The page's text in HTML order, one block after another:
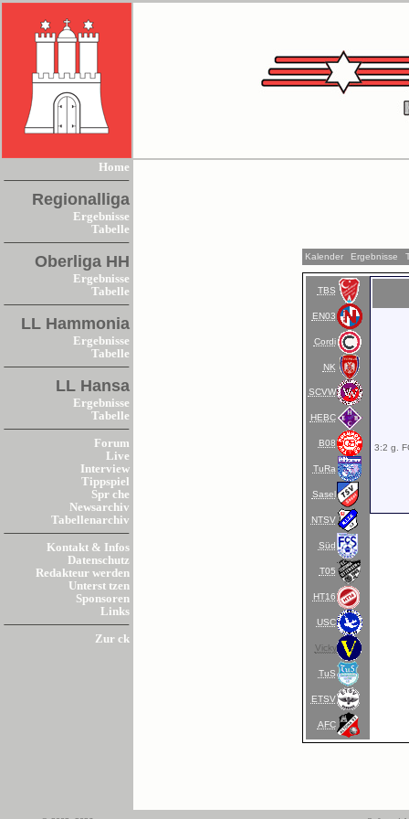
Home
Regionalliga
Ergebnisse
Tabelle
Oberliga HH
Ergebnisse
Tabelle
LL Hammonia
Ergebnisse
Tabelle
LL Hansa
Ergebnisse
Tabelle
Forum
Live
Interview
Tippspiel
Spr che
Newsarchiv
Tabellenarchiv
Kontakt & Infos
Datenschutz
Redakteur werden
Unterst tzen
Sponsoren
Links
Zur ck
Kalender Ergebnisse
TBS
EN03
Cordi
NK
SCVW
HEBC
B08
TuRa
Sasel
NTSV
Süd
T05
HT16
USC
Vicky
TuS
ETSV
AFC
3:2 g.